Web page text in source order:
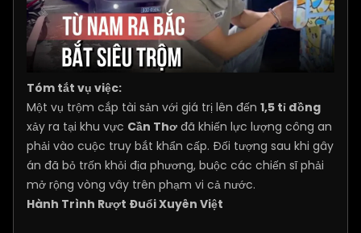
Tóm tắt vụ việc:
Một vụ trộm cắp tài sản với giá trị lên đến 1,5 tỉ đồng
xảy ra tại khu vực Cần Thơ đã khiến lực lượng công an
phải vào cuộc truy bắt khẩn cấp. Đối tượng sau khi gây
án đã bỏ trốn khỏi địa phương, buộc các chiến sĩ phải
mở rộng vòng vây trên phạm vi cả nước.
Hành Trình Rượt Đuổi Xuyên Việt